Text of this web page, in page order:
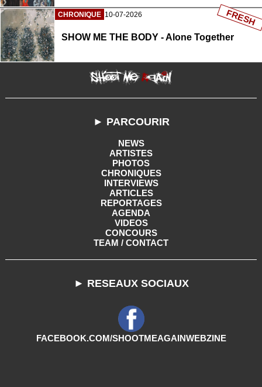
CHRONIQUE 10-07-2026
SHOW ME THE BODY - Alone Together
FRESH
► PARCOURIR
NEWS
ARTISTES
PHOTOS
CHRONIQUES
INTERVIEWS
ARTICLES
REPORTAGES
AGENDA
VIDEOS
CONCOURS
TEAM / CONTACT
► RESEAUX SOCIAUX
FACEBOOK.COM/SHOOTMEAGAINWEBZINE